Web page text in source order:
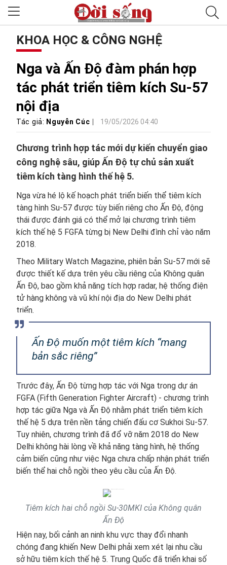
KHOA HỌC & CÔNG NGHỆ
Nga và Ấn Độ đàm phán hợp
tác phát triển tiêm kích Su-57
nội địa
Tác giả: Nguyễn Cúc 19/05/2026 04:40
Chương trình hợp tác mới dự kiến chuyển giao
công nghệ sâu, giúp Ấn Độ tự chủ sản xuất
tiêm kích tàng hình thế hệ 5.
Nga vừa hé lộ kế hoạch phát triển biến thể tiêm kích
tàng hình Su-57 được tùy biến riêng cho Ấn Độ, động
thái được đánh giá có thể mở lại chương trình tiêm
kích thế hệ 5 FGFA từng bị New Delhi đình chỉ vào năm
2018.
Theo Military Watch Magazine, phiên bản Su-57 mới sẽ
được thiết kế dựa trên yêu cầu riêng của Không quân
Ấn Độ, bao gồm khả năng tích hợp radar, hệ thống điện
tử hàng không và vũ khí nội địa do New Delhi phát
triển.
Ấn Độ muốn một tiêm kích “mang
bản sắc riêng”
Trước đây, Ấn Độ từng hợp tác với Nga trong dự án
FGFA (Fifth Generation Fighter Aircraft) - chương trình
hợp tác giữa Nga và Ấn Độ nhằm phát triển tiêm kích
thế hệ 5 dựa trên nền tảng chiến đấu cơ Sukhoi Su-57.
Tuy nhiên, chương trình đã đổ vỡ năm 2018 do New
Delhi không hài lòng về khả năng tàng hình, hệ thống
cảm biến cũng như việc Nga chưa chấp nhận phát triển
biến thể hai chỗ ngồi theo yêu cầu của Ấn Độ.
Tiêm kích hai chỗ ngồi Su-30MKI của Không quân
Ấn Độ
Hiện nay, bối cảnh an ninh khu vực thay đổi nhanh
chóng đang khiến New Delhi phải xem xét lại nhu cầu
sở hữu tiêm kích thế hệ 5. Trung Quốc đã triển khai số